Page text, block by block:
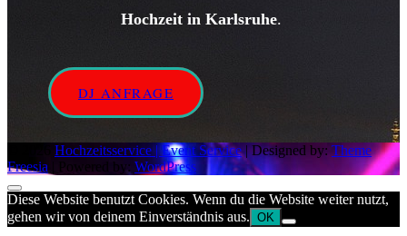
Hochzeit in Karlsruhe.
DJ ANFRAGE
Hochzeitsservice | Event Service| Designed by: Theme
Freesia | Powered by: WordPress
Diese Website benutzt Cookies. Wenn du die Website weiter nutzt,
gehen wir von deinem Einverständnis aus. OK